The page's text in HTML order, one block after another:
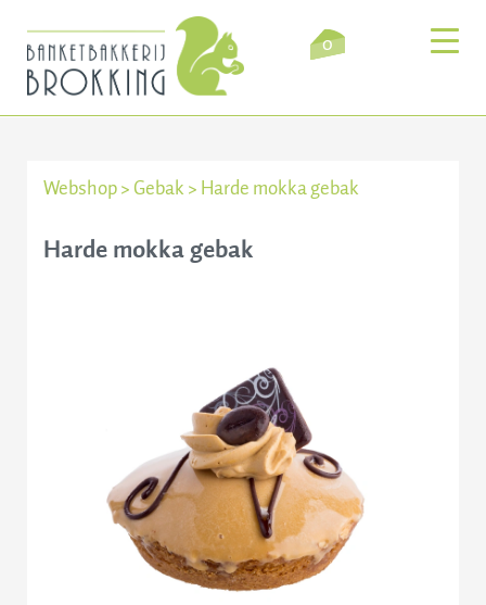
0
Inloggen
Webshop>Gebak>Harde mokka gebak
Harde mokka gebak